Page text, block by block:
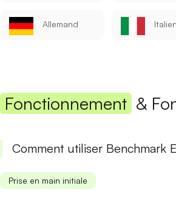
Mot de passe
Se souvenir de moi
Vous n'avez pas
Allemand Italien
Fonctionnement &
Comment utiliser Benchmark
Prise en main initiale